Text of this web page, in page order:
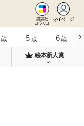
講談社
コクリコ
マイページ
歳 5歳 6歳
絵本新人賞